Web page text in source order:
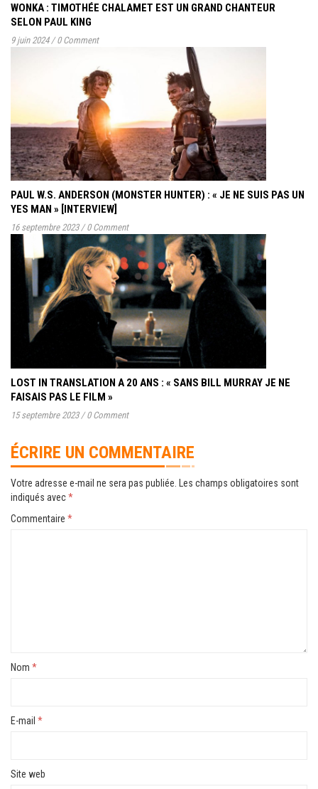
WONKA : TIMOTHÉE CHALAMET EST UN GRAND CHANTEUR
SELON PAUL KING
9 juin 2024 / 0 Comment
PAUL W.S. ANDERSON (MONSTER HUNTER) : « JE NE SUIS PAS UN
YES MAN » [INTERVIEW]
16 septembre 2023 / 0 Comment
LOST IN TRANSLATION A 20 ANS : « SANS BILL MURRAY JE NE
FAISAIS PAS LE FILM »
15 septembre 2023 / 0 Comment
ÉCRIRE UN COMMENTAIRE
Votre adresse e-mail ne sera pas publiée. Les champs obligatoires sont
indiqués avec*
Commentaire *
Nom *
E-mail *
Site web